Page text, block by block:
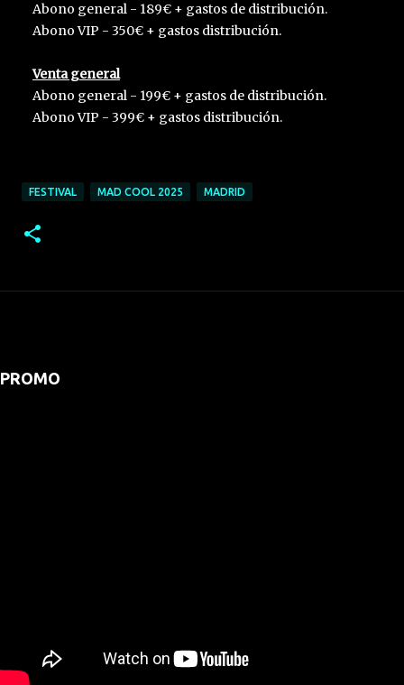
Abono general - 189€ + gastos de distribución.
Abono VIP - 350€ + gastos distribución.
Venta general
Abono general - 199€ + gastos de distribución.
Abono VIP - 399€ + gastos distribución.
FESTIVAL MAD COOL 2025 MADRID
PROMO